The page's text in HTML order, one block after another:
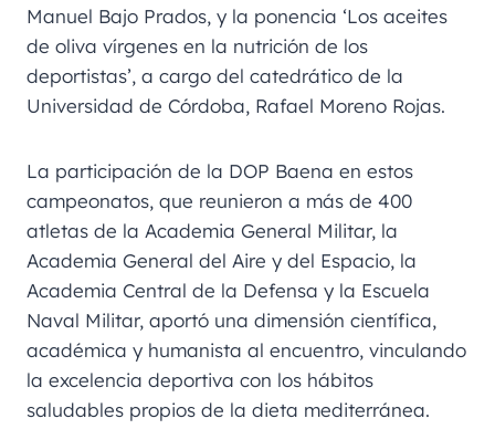
Manuel Bajo Prados, y la ponencia ‘Los aceites
de oliva vírgenes en la nutrición de los
deportistas’, a cargo del catedrático de la
Universidad de Córdoba, Rafael Moreno Rojas.
La participación de la DOP Baena en estos
campeonatos, que reunieron a más de 400
atletas de la Academia General Militar, la
Academia General del Aire y del Espacio, la
Academia Central de la Defensa y la Escuela
Naval Militar, aportó una dimensión científica,
académica y humanista al encuentro, vinculando
la excelencia deportiva con los hábitos
saludables propios de la dieta mediterránea.